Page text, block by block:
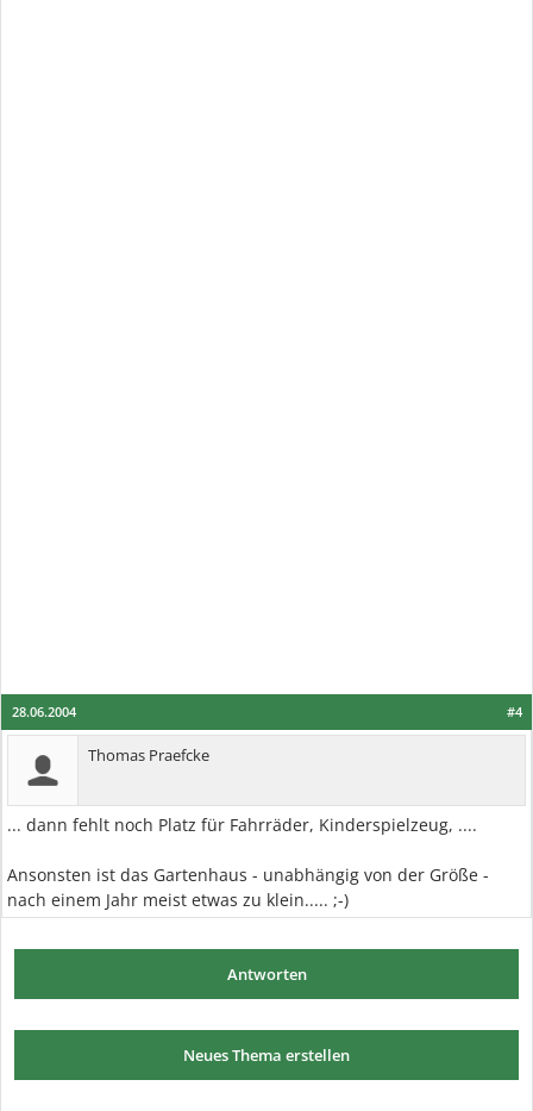
#4
28.06.2004
Thomas Praefcke
... dann fehlt noch Platz für Fahrräder, Kinderspielzeug, ....
Ansonsten ist das Gartenhaus - unabhängig von der Größe -
nach einem Jahr meist etwas zu klein..... ;-)
Antworten
Neues Thema erstellen